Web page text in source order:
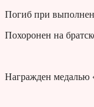
Погиб при
Похоронен на
Награжден медалью